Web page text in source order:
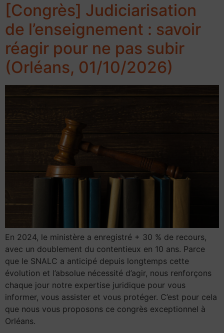
[Congrès] Judiciarisation
de l’enseignement : savoir
réagir pour ne pas subir
(Orléans, 01/10/2026)
En 2024, le ministère a enregistré + 30 % de recours,
avec un doublement du contentieux en 10 ans. Parce
que le SNALC a anticipé depuis longtemps cette
évolution et l’absolue nécessité d’agir, nous renforçons
chaque jour notre expertise juridique pour vous
informer, vous assister et vous protéger. C’est pour cela
que nous vous proposons ce congrès exceptionnel à
Orléans.